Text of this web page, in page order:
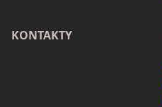
KONTAKTY